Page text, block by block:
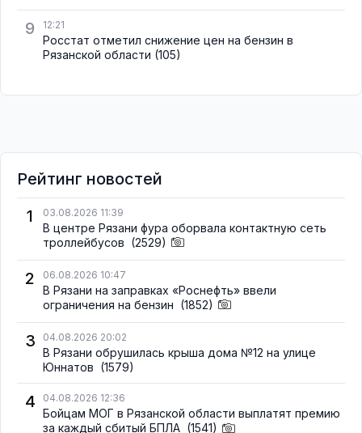
9 12:21
Росстат отметил снижение цен на бензин в
Рязанской области (105)
Рейтинг новостей
1
03.08.2026 11:39
В центре Рязани фура оборвала контактную сеть
троллейбусов (2529)
2 06.08.2026 10:47
В Рязани на заправках «Роснефть» ввели
ограничения на бензин (1852)
3 04.08.2026 20:02
В Рязани обрушилась крыша дома №12 на улице
Юннатов (1579)
4 04.08.2026 12:36
Бойцам МОГ в Рязанской области выплатят премию
за каждый сбитый БПЛА (1541)